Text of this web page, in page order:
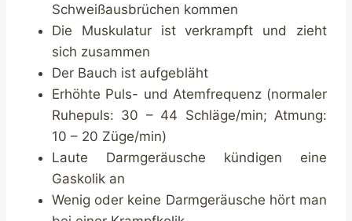
Schweißausbrüchen kommen
Die Muskulatur ist verkrampft und zieht
sich zusammen
Der Bauch ist aufgebläht
Erhöhte Puls- und Atemfrequenz (normaler
Ruhepuls: 30 – 44 Schläge/min; Atmung:
10 – 20 Züge/min)
Laute Darmgeräusche kündigen eine
Gaskolik an
Wenig oder keine Darmgeräusche hört man